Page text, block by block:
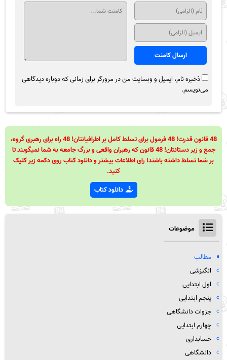
ذخیره نام، ایمیل و وبسایت من در مرورگر برای زمانی که دوباره دیدگاهی
می‌نویسم.
48 قانون قدرت! 48 فرمول برای تسلط کامل بر اطرافیانتان! 48 راه برای رهبری گروه،
جمع و زیر دستانتان! 48 قانون که رهبران واقعی و بزرگ جامعه به شما نمیگویند تا
بر شما تسلط داشته باشند! رای اطلاعات بیشتر و دانلود کتاب روی دکمه زیر کلیک
کنید.
دانلود کتاب
موضوعات
مطالب
انگیزشی
اول ابتدایی
پنجم ابتدایی
جزوات دانشگاهی
چهارم ابتدایی
حسابداری
دانشگاهی